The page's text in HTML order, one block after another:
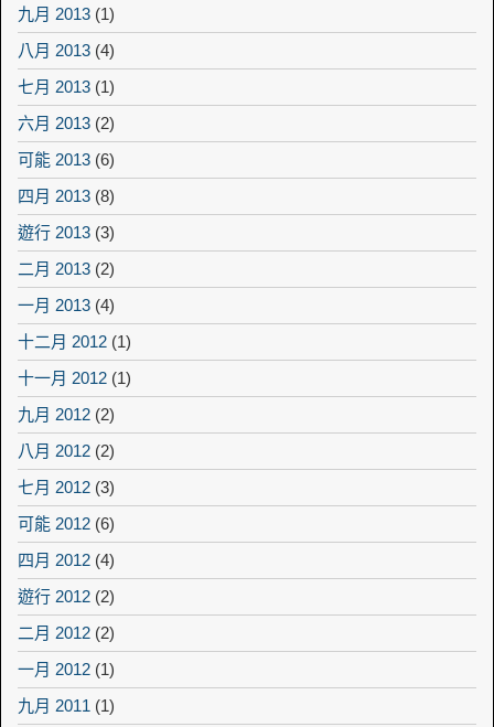
九月 2013 (1)
八月 2013 (4)
七月 2013 (1)
六月 2013 (2)
可能 2013 (6)
四月 2013 (8)
遊行 2013 (3)
二月 2013 (2)
一月 2013 (4)
十二月 2012 (1)
十一月 2012 (1)
九月 2012 (2)
八月 2012 (2)
七月 2012 (3)
可能 2012 (6)
四月 2012 (4)
遊行 2012 (2)
二月 2012 (2)
一月 2012 (1)
九月 2011 (1)